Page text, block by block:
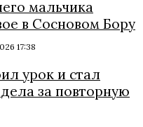
мальчика
в Сосновом Бору
17:38
урок и стал
за повторную